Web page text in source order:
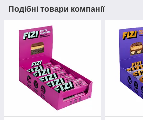
Подібні товари компанії